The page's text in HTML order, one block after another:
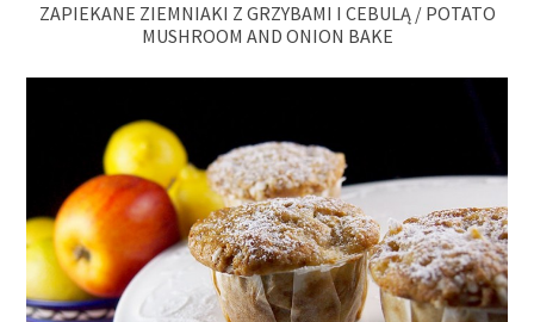
ZAPIEKANE ZIEMNIAKI Z GRZYBAMI I CEBULĄ / POTATO
MUSHROOM AND ONION BAKE